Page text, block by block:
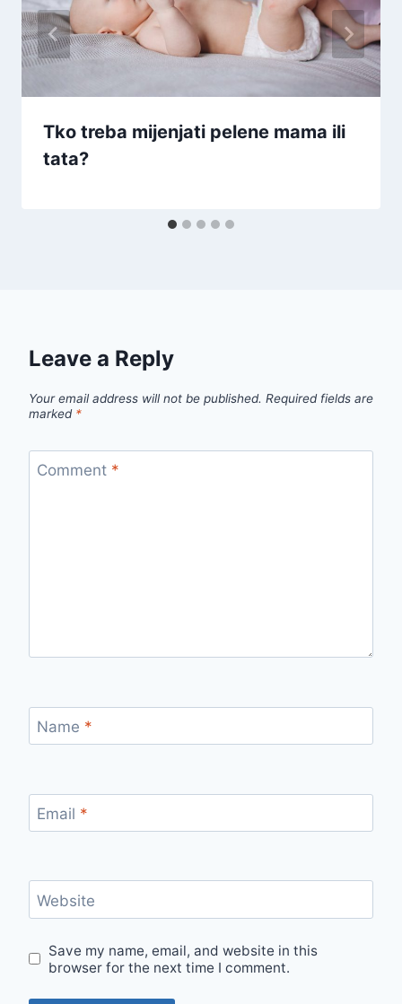
Tko treba mijenjati pelene mama ili
tata?
Leave a Reply
Your email address will not be published. Required fields are
marked *
Comment *
Name *
Email *
Website
Save my name, email, and website in this
browser for the next time I comment.